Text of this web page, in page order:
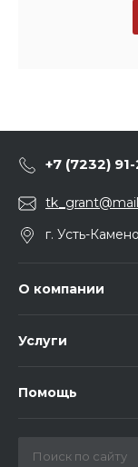
+7 (7232)
г. Усть-
О компании
Услуги
Помощь